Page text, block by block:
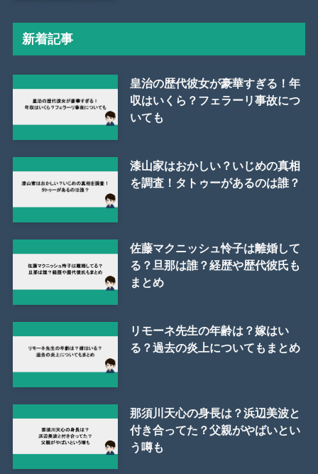
新着記事
皇治の歴代彼女が豪華すぎる！年
収はいくら？フェラーリ事故につ
いても
漆山家はおかしい？いじめの真相
を調査！タトゥーがあるのは誰？
佐藤マクニッシュ怜子は離婚して
る？旦那は誰？経歴や歴代彼氏も
まとめ
リモーネ先生の年齢は？嫁はい
る？過去の炎上についてもまとめ
那須川天心の身長は？浜辺美波と
付き合ってた？父親がやばいとい
う噂も